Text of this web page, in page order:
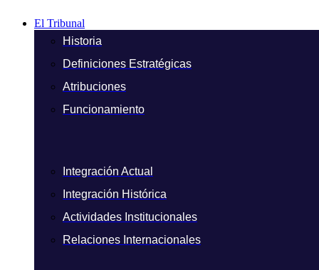
El Tribunal
Historia
Definiciones Estratégicas
Atribuciones
Funcionamiento
Integración Actual
Integración Histórica
Actividades Institucionales
Relaciones Internacionales